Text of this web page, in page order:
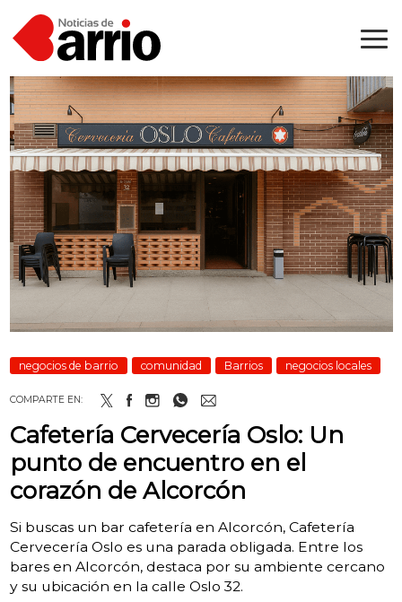
negocios de barrio comunidad Barrios negocios locales
COMPARTE EN:
Cafetería Cervecería Oslo: Un
punto de encuentro en el
corazón de Alcorcón
Si buscas un bar cafetería en Alcorcón, Cafetería
Cervecería Oslo es una parada obligada. Entre los
bares en Alcorcón, destaca por su ambiente cercano
y su ubicación en la calle Oslo 32.